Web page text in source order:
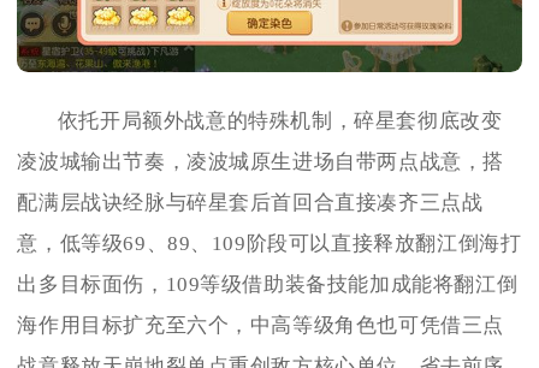
依托开局额外战意的特殊机制，碎星套彻底改变
凌波城输出节奏，凌波城原生进场自带两点战意，搭
配满层战诀经脉与碎星套后首回合直接凑齐三点战
意，低等级69、89、109阶段可以直接释放翻江倒海打
出多目标面伤，109等级借助装备技能加成能将翻江倒
海作用目标扩充至六个，中高等级角色也可凭借三点